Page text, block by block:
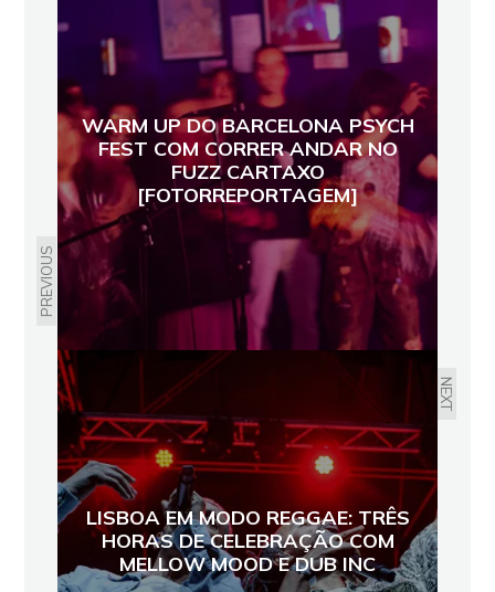
PREVIOUS
WARM UP DO BARCELONA PSYCH
FEST COM CORRER ANDAR NO
FUZZ CARTAXO
[FOTORREPORTAGEM]
NEXT
LISBOA EM MODO REGGAE: TRÊS
HORAS DE CELEBRAÇÃO COM
MELLOW MOOD E DUB INC